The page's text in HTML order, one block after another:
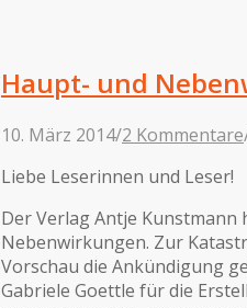
Haupt- und
10. März 2014/2 Kommentare
Liebe Leserinnen und Leser!
Der Verlag Antje
Nebenwirkungen. Zur
Vorschau die Ankündigung
Gabriele Goettle für die